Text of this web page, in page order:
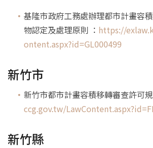
基隆市政府工務處辦理都市計畫容
物認定及處理原則 ： https://
ontent.aspx?id=GL000499
新竹市
新竹市都市計畫容積移轉審查許可規
ccg.gov.tw/
新竹縣